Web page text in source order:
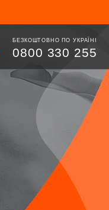
БЕЗКОШТОВНО ПО УКРАЇНІ
0800 330 255